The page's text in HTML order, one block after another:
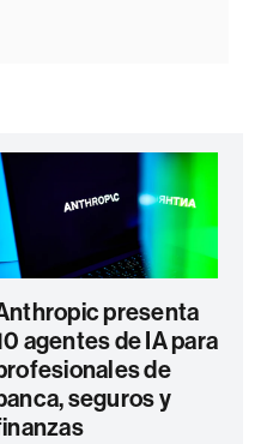
presenta
agentes de IA para
de
seguros y